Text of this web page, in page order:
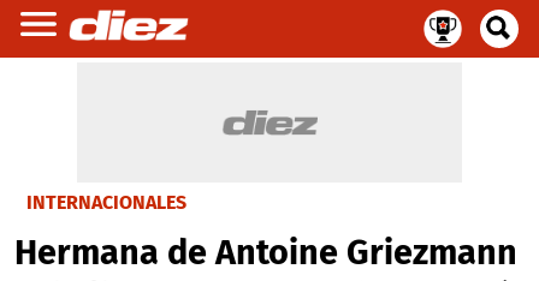
INTERNACIONALES
Hermana de Antoine Griezmann